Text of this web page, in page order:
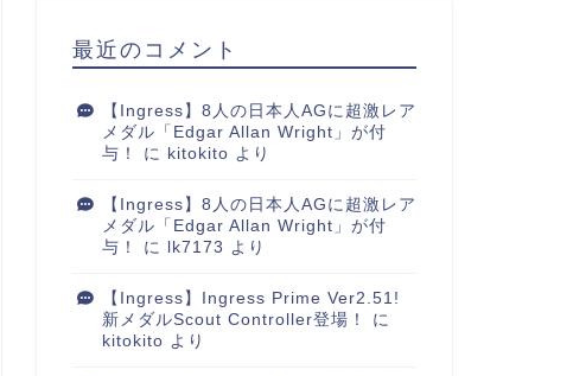
最近のコメント
【Ingress】8人の日本人AGに超激レア
メダル「Edgar Allan Wright」が付
与！
に kitokito より
【Ingress】8人の日本人AGに超激レア
メダル「Edgar Allan Wright」が付
与！
に lk7173 より
【Ingress】Ingress Prime Ver2.51!
新メダルScout Controller登場！
に
kitokito より